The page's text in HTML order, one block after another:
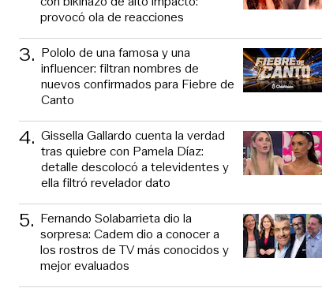
provocó ola de reacciones
3. Pololo de una famosa y una
influencer: filtran nombres de
nuevos confirmados para Fiebre de
Canto
4. Gissella Gallardo cuenta la verdad
tras quiebre con Pamela Díaz:
detalle descolocó a televidentes y
ella filtró revelador dato
5. Fernando Solabarrieta dio la
sorpresa: Cadem dio a conocer a
los rostros de TV más conocidos y
mejor evaluados